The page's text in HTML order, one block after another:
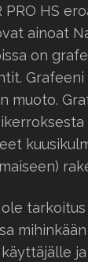
PRO HS
ainoat
on
Grafeeni
muoto.